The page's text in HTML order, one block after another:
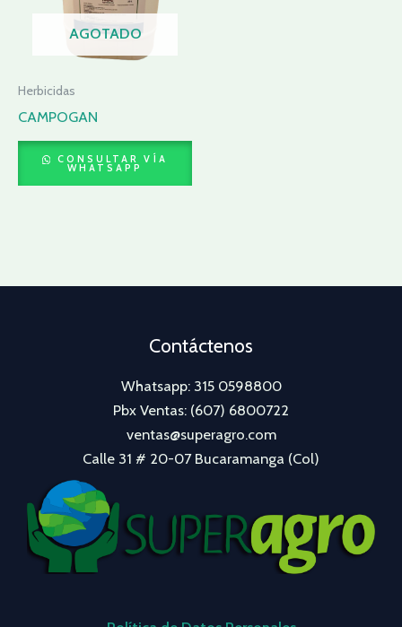
AGOTADO
Herbicidas
CAMPOGAN
CONSULTAR VÍA
WHATSAPP
Contáctenos
Whatsapp: 315 0598800
Pbx Ventas: (607) 6800722
ventas@superagro.com
Calle 31 # 20-07 Bucaramanga (Col)